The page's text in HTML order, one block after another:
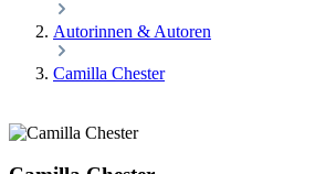
Autorinnen & Autoren
Camilla Chester